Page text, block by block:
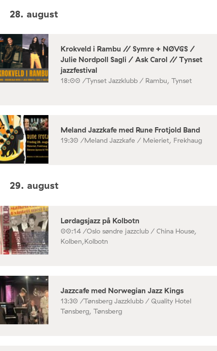
28. august
Krokveld i Rambu // Symre + NØVGS /
Julie Nordpoll Sagli / Ask Carol // Tynset
jazzfestival
18:00 /Tynset Jazzklubb / Rambu, Tynset
Meland Jazzkafe med Rune Frotjold Band
19:30 /Meland Jazzkafe / Meieriet, Frekhaug
29. august
Lørdagsjazz på Kolbotn
00:14 /Oslo søndre jazzclub / China House,
Kolben,Kolbotn
Jazzcafe med Norwegian Jazz Kings
13:30 /Tønsberg Jazzklubb / Quality Hotel
Tønsberg, Tønsberg